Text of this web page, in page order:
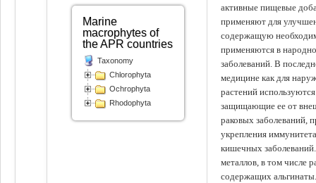
активные пищевые
применяют для
содержащую
применяются в
заболеваний. В
медицине как для
растений
защищающие ее от
раковых заболеваний,
укрепления
кишечных
металлов, в том числе
содержащих
Marine
macrophytes of
the APR countries
Taxonomy
Chlorophyta
Ochrophyta
Rhodophyta